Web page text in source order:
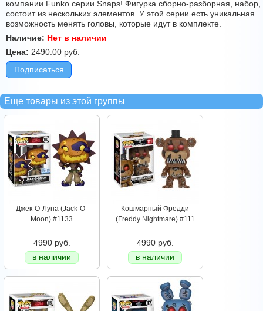
компании Funko серии Snaps! Фигурка сборно-разборная, набор,
состоит из нескольких элементов. У этой серии есть уникальная
возможность менять головы, которые идут в комплекте.
Наличие: Нет в наличии
Цена: 2490.00 руб.
Подписаться
Еще товары из этой группы
Джек-О-Луна (Jack-O-
Moon) #1133
4990 руб.
в наличии
Кошмарный Фредди
(Freddy Nightmare) #111
4990 руб.
в наличии